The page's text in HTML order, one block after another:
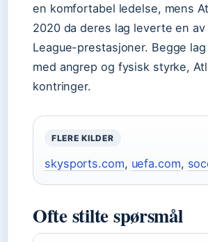
en komfortabel ledelse, mens
2020 da deres lag leverte en
League-prestasjoner. Begge
med angrep og fysisk styrke,
kontringer.
FLERE KILDER
skysports.com, uefa.com,
Ofte stilte spørsmål